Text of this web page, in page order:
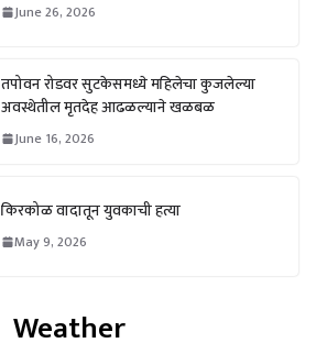
June 26, 2026
तपोवन रोडवर सुटकेसमध्ये महिलेचा कुजलेल्या
अवस्थेतील मृतदेह आढळल्याने खळबळ
June 16, 2026
किरकोळ वादातून युवकाची हत्या
May 9, 2026
Weather